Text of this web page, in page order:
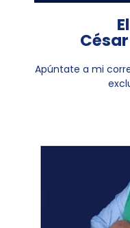
Apúntate a mi